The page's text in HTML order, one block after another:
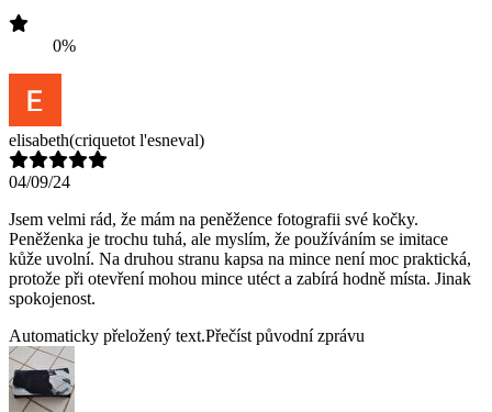
0%
elisabeth(criquetot l'esneval)
04/09/24
Jsem velmi rád, že mám na peněžence fotografii své kočky.
Peněženka je trochu tuhá, ale myslím, že používáním se imitace
kůže uvolní. Na druhou stranu kapsa na mince není moc praktická,
protože při otevření mohou mince utéct a zabírá hodně místa. Jinak
spokojenost.
Automaticky přeložený text.Přečíst původní zprávu